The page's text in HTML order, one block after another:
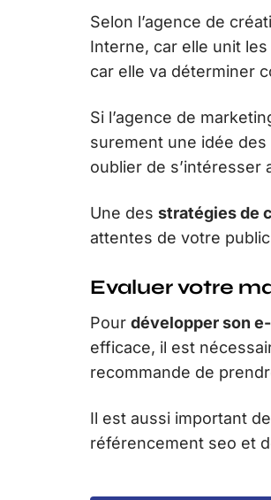
Selon l’agence de
Interne, car elle unit
car elle va déterminer
Si l’agence de
surement une idée
oublier de s’intéresser
Une des stratégies de
attentes de votre
Evaluer votre
Pour développer son
efficace, il est
recommande de
Il est aussi important
référencement seo et